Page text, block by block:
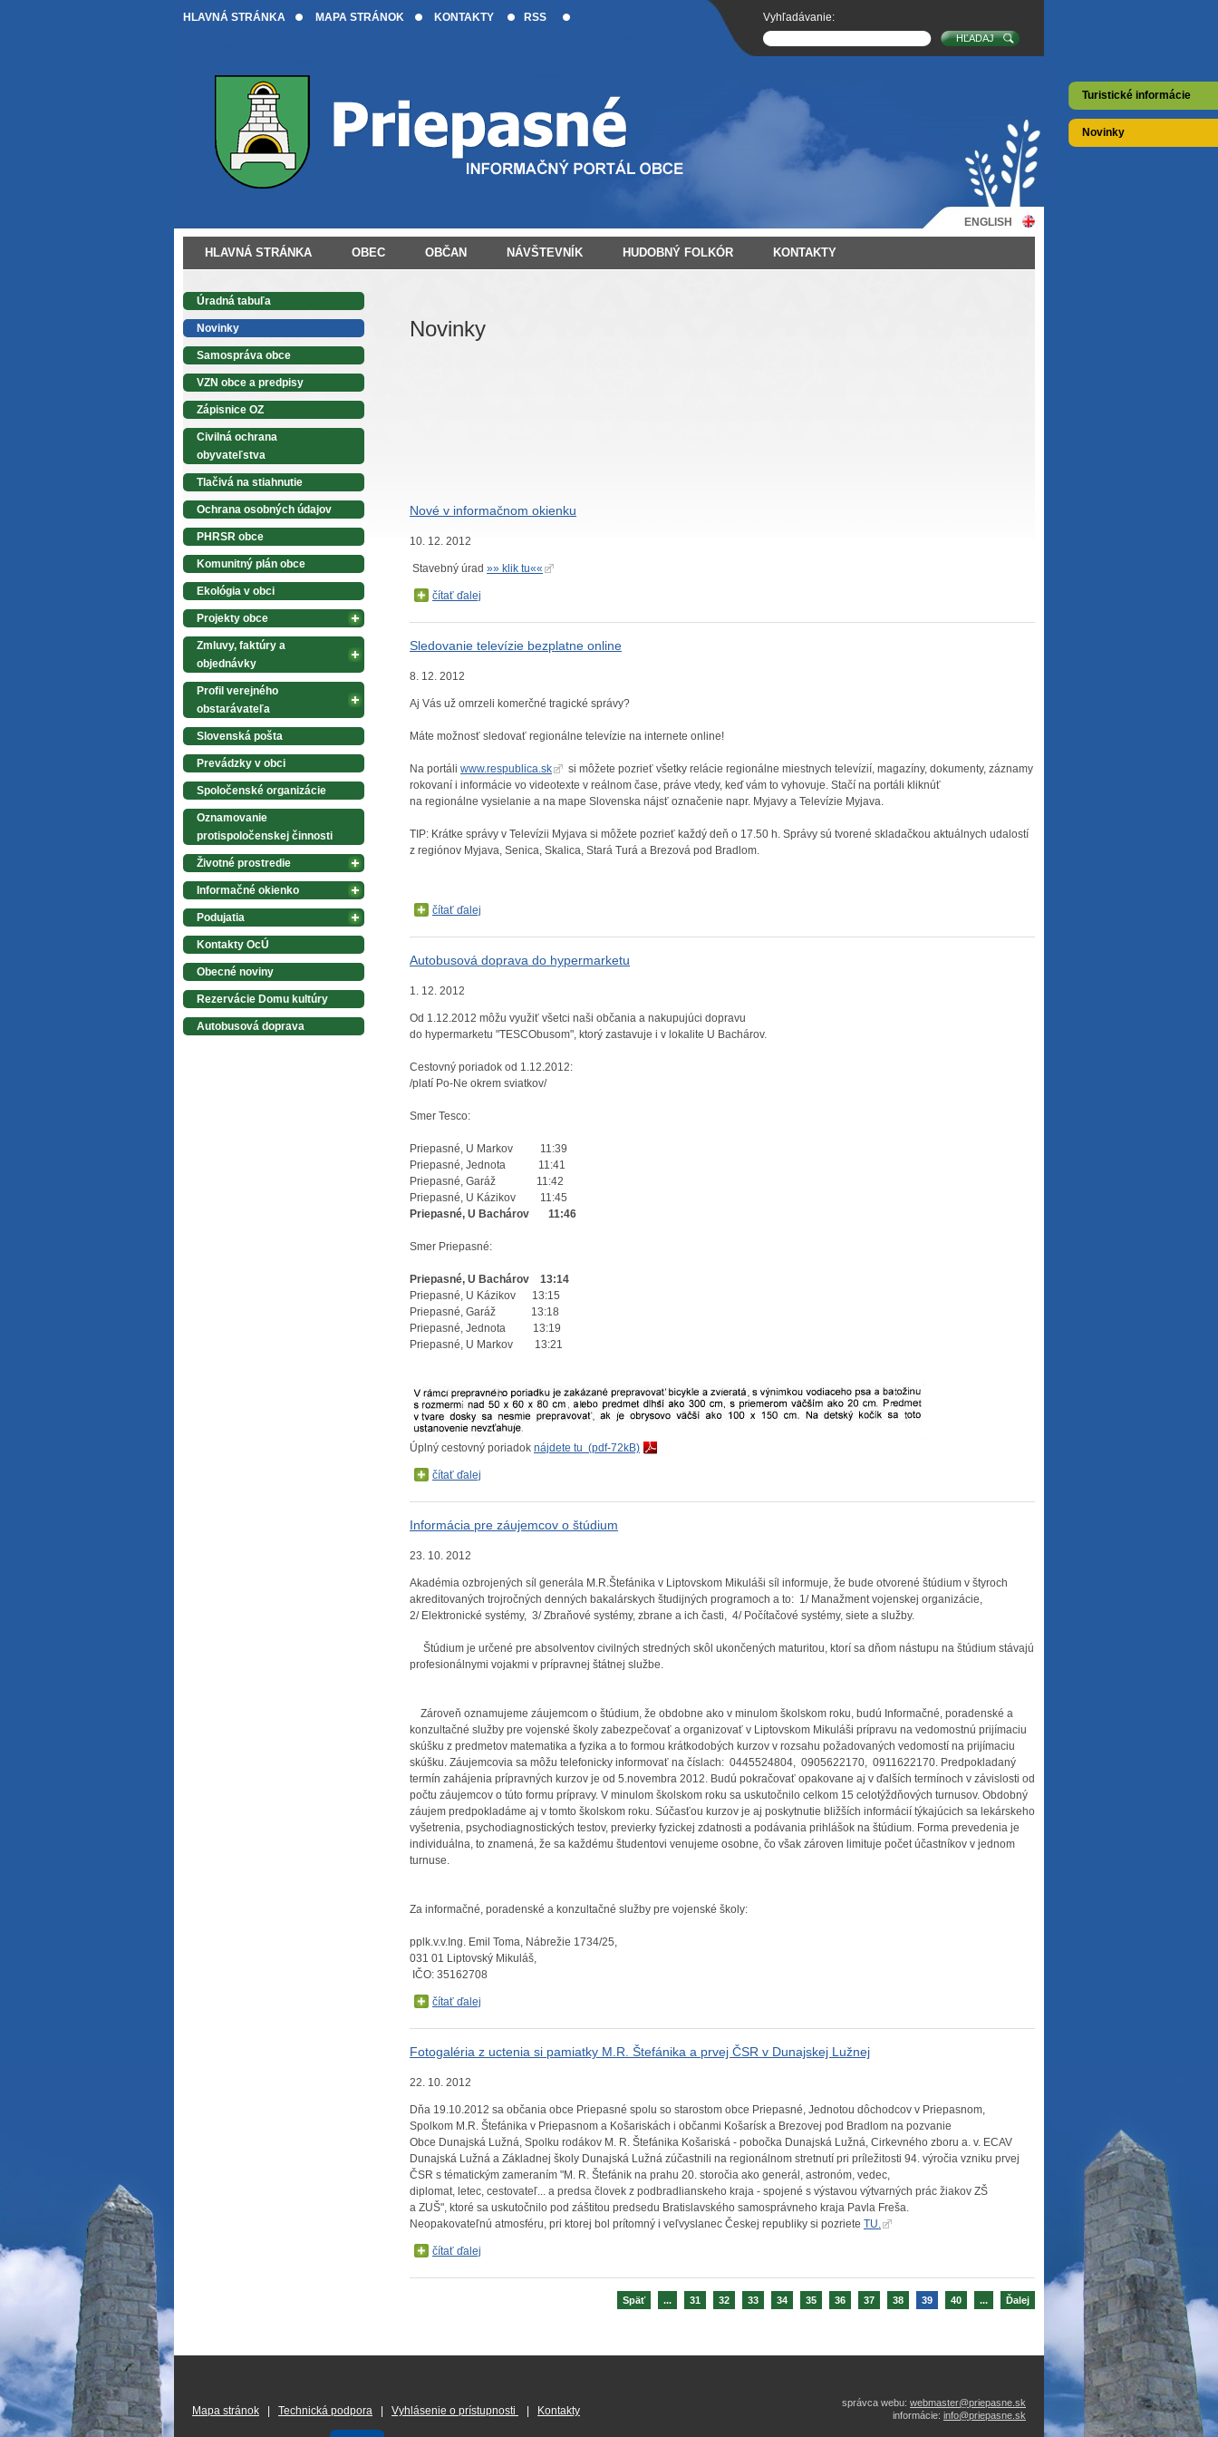
Turistické informácie
Novinky
HLAVNÁ STRÁNKA MAPA STRÁNOK KONTAKTY RSS Vyhľadávanie:
ENGLISH
HLAVNÁ STRÁNKA OBEC OBČAN NÁVŠTEVNÍK HUDOBNÝ FOLKÓR KONTAKTY
Novinky
Nové v informačnom okienku
10. 12. 2012
Stavebný úrad »» klik tu««
čítať ďalej
Sledovanie televízie bezplatne online
8. 12. 2012
Aj Vás už omrzeli komerčné tragické správy?
Máte možnosť sledovať regionálne televízie na internete online!
Na portáli www.respublica.sk
si môžete pozrieť všetky relácie regionálne miestnych televízií, magazíny, dokumenty, záznamy
rokovaní i informácie vo videotexte v reálnom čase, práve vtedy, keď vám to vyhovuje. Stačí na portáli kliknúť
na regionálne vysielanie a na mape Slovenska nájsť označenie napr. Myjavy a Televízie Myjava.
TIP: Krátke správy v Televízii Myjava si môžete pozrieť každý deň o 17.50 h. Správy sú tvorené skladačkou aktuálnych udalostí
z regiónov Myjava, Senica, Skalica, Stará Turá a Brezová pod Bradlom.
čítať ďalej
Autobusová doprava do hypermarketu
1. 12. 2012
Od 1.12.2012 môžu využiť všetci naši občania a nakupujúci dopravu
do hypermarketu "TESCObusom", ktorý zastavuje i v lokalite U Bachárov.
Cestovný poriadok od 1.12.2012:
/platí Po-Ne okrem sviatkov/
Smer Tesco:
Priepasné, U Markov 11:39
Priepasné, Jednota 11:41
Priepasné, Garáž 11:42
Priepasné, U Kázikov 11:45
Priepasné, U Bachárov 11:46
Smer Priepasné:
Priepasné, U Bachárov 13:14
Priepasné, U Kázikov 13:15
Priepasné, Garáž 13:18
Priepasné, Jednota 13:19
Priepasné, U Markov 13:21
Úplný cestovný poriadok nájdete tu (pdf-72kB)
čítať ďalej
Informácia pre záujemcov o štúdium
23. 10. 2012
Akadémia ozbrojených síl generála M.R.Štefánika v Liptovskom Mikuláši síl informuje, že bude otvorené štúdium v štyroch
akreditovaných trojročných denných bakalárskych študijných programoch a to: 1/ Manažment vojenskej organizácie,
2/ Elektronické systémy, 3/ Zbraňové systémy, zbrane a ich časti, 4/ Počítačové systémy, siete a služby.
Štúdium je určené pre absolventov civilných stredných skôl ukončených maturitou, ktorí sa dňom nástupu na štúdium stávajú
profesionálnymi vojakmi v prípravnej štátnej službe.
Zároveň oznamujeme záujemcom o štúdium, že obdobne ako v minulom školskom roku, budú Informačné, poradenské a
konzultačné služby pre vojenské školy zabezpečovať a organizovať v Liptovskom Mikuláši prípravu na vedomostnú prijímaciu
skúšku z predmetov matematika a fyzika a to formou krátkodobých kurzov v rozsahu požadovaných vedomostí na prijímaciu
skúšku. Záujemcovia sa môžu telefonicky informovať na číslach: 0445524804, 0905622170, 0911622170. Predpokladaný
termín zahájenia prípravných kurzov je od 5.novembra 2012. Budú pokračovať opakovane aj v ďalších termínoch v závislosti od
počtu záujemcov o túto formu prípravy. V minulom školskom roku sa uskutočnilo celkom 15 celotýždňových turnusov. Obdobný
záujem predpokladáme aj v tomto školskom roku. Súčasťou kurzov je aj poskytnutie bližších informácií týkajúcich sa lekárskeho
vyšetrenia, psychodiagnostických testov, previerky fyzickej zdatnosti a podávania prihlášok na štúdium. Forma prevedenia je
individuálna, to znamená, že sa každému študentovi venujeme osobne, čo však zároven limituje počet účastníkov v jednom
turnuse.
Za informačné, poradenské a konzultačné služby pre vojenské školy:
pplk.v.v.Ing. Emil Toma, Nábrežie 1734/25,
031 01 Liptovský Mikuláš,
IČO: 35162708
čítať ďalej
Fotogaléria z uctenia si pamiatky M.R. Štefánika a prvej ČSR v Dunajskej Lužnej
22. 10. 2012
Dňa 19.10.2012 sa občania obce Priepasné spolu so starostom obce Priepasné, Jednotou dôchodcov v Priepasnom,
Spolkom M.R. Štefánika v Priepasnom a Košariskách i občanmi Košarísk a Brezovej pod Bradlom na pozvanie
Obce Dunajská Lužná, Spolku rodákov M. R. Štefánika Košariská - pobočka Dunajská Lužná, Cirkevného zboru a. v. ECAV
Dunajská Lužná a Základnej školy Dunajská Lužná zúčastnili na regionálnom stretnutí pri príležitosti 94. výročia vzniku prvej
ČSR s tématickým zameraním "M. R. Štefánik na prahu 20. storočia ako generál, astronóm, vedec,
diplomat, letec, cestovateľ... a predsa človek z podbradlianskeho kraja - spojené s výstavou výtvarných prác žiakov ZŠ
a ZUŠ", ktoré sa uskutočnilo pod záštitou predsedu Bratislavského samosprávneho kraja Pavla Freša.
Neopakovateľnú atmosféru, pri ktorej bol prítomný i veľvyslanec Českej republiky si pozriete TU.
čítať ďalej
Späť ... 31 32 33 34 35 36 37 38 39 40 ... Ďalej
Úradná tabuľa
Novinky
Samospráva obce
VZN obce a predpisy
Zápisnice OZ
Civilná ochrana
obyvateľstva
Tlačivá na stiahnutie
Ochrana osobných údajov
PHRSR obce
Komunitný plán obce
Ekológia v obci
Projekty obce
Zmluvy, faktúry a
objednávky
Profil verejného
obstarávateľa
Slovenská pošta
Prevádzky v obci
Spoločenské organizácie
Oznamovanie
protispoločenskej činnosti
Životné prostredie
Informačné okienko
Podujatia
Kontakty OcÚ
Obecné noviny
Rezervácie Domu kultúry
Autobusová doprava
Mapa stránok Technická podpora Vyhlásenie o prístupnosti Kontakty
správca webu: webmaster@priepasne.sk
informácie: info@priepasne.sk